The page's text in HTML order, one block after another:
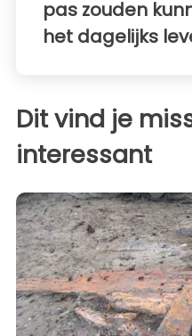
pas zouden
het dagelijks
Dit vind je
interessant